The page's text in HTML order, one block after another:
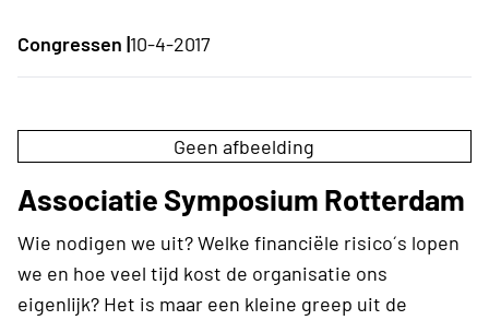
Congressen |10-4-2017
Geen afbeelding
Associatie Symposium Rotterdam
Wie nodigen we uit? Welke financiële risico´s lopen
we en hoe veel tijd kost de organisatie ons
eigenlijk? Het is maar een kleine greep uit de